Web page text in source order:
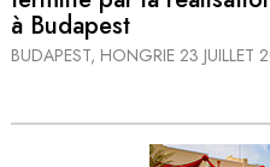
à Budapest
BUDAPEST, HONGRIE 23 JUILLET